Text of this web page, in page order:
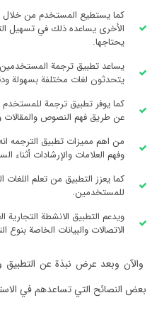
كما يستطيع المستخدم من خلال
الأخرى يساعده ذلك في تسهيل
يحتاجها.
يساعد تطبيق ترجمة
يتحدثون لغات مختلفة بسهولة
كما يوفر تطبيق ترجمة للمستخدم
عن طريق فهم النصوص والمقالات
من اهم مميزات تطبيق الترجمه
وفهم العلامات والإرشادات أثناء
كما يعزز التطبيق من تعلم اللغات
للمستخدمين.
ويدعم التطبيق الانشطة
الاتصالات والبيانات الخاصة
والآن وبعد عرض نبذة عن
بعض النصائح التي تساعدهم في